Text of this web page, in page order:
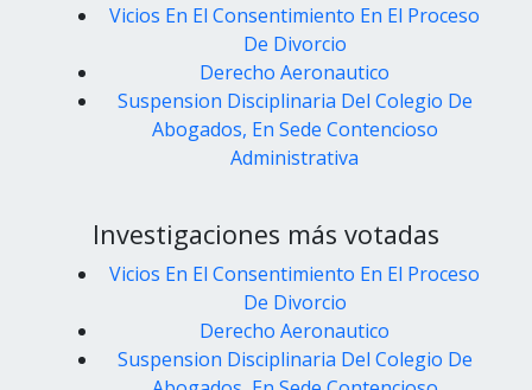
Vicios En El Consentimiento En El Proceso
De Divorcio
Derecho Aeronautico
Suspension Disciplinaria Del Colegio De
Abogados, En Sede Contencioso
Administrativa
Investigaciones más votadas
Vicios En El Consentimiento En El Proceso
De Divorcio
Derecho Aeronautico
Suspension Disciplinaria Del Colegio De